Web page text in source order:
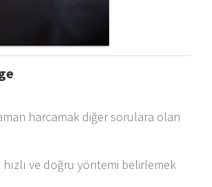
harcamak diğer sorulara olan
ve doğru yöntemi belirlemek